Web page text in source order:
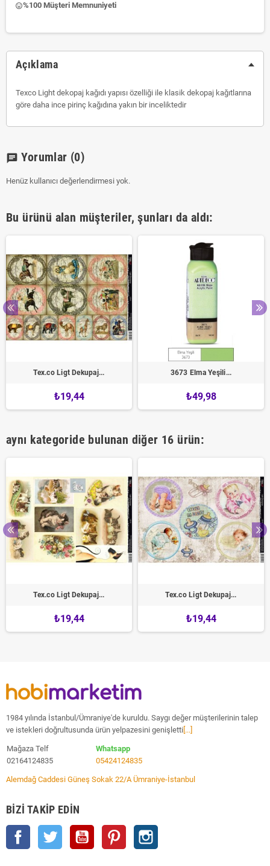
insert_emoticon%100 Müşteri Memnuniyeti
Açıklama
Texco Light dekopaj kağıdı yapısı özelliği ile klasik dekopaj kağıtlarına
göre daha ince pirinç kağıdına yakın bir inceliktedir
chat Yorumlar (0)
Henüz kullanıcı değerlendirmesi yok.
Bu ürünü alan müşteriler, şunları da aldı:
Tex.co Ligt Dekupaj...
₺19,44
3673 Elma Yeşili...
₺49,98
aynı kategoride bulunan diğer 16 ürün:
Tex.co Ligt Dekupaj...
₺19,44
Tex.co Ligt Dekupaj...
₺19,44
1984 yılında İstanbul/Ümraniye'de kuruldu. Saygı değer müşterilerinin talep
ve istekleri doğrultusunda ürün yelpazesini genişletti [...]
Mağaza Telf
02164124835
Whatsapp
05424124835
Alemdağ Caddesi Güneş Sokak 22/A Ümraniye-İstanbul
BIZI TAKIP EDIN
Facebook Twitter YouTube Pinterest